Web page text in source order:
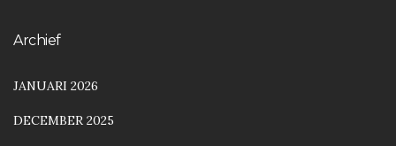
Archief
JANUARI 2026
DECEMBER 2025